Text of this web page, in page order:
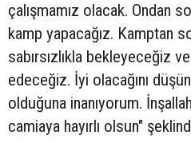
çalışmamız olacak. Ondan
kamp yapacağız. Kamptan
sabırsızlıkla bekleyeceğiz
edeceğiz. İyi olacağını
olduğuna inanıyorum.
camiaya hayırlı olsun"